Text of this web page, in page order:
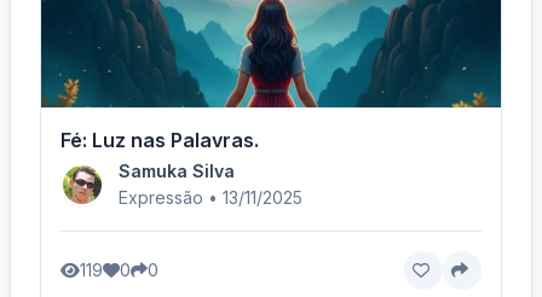
Fé: Luz nas Palavras.
Samuka Silva
Expressão • 13/11/2025
119 0 0